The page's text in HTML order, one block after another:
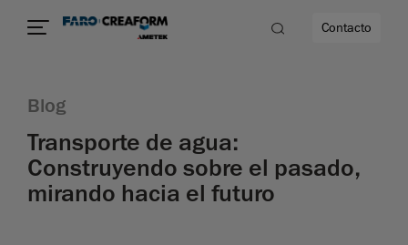
Contacto
Blog
Transporte de agua:
Construyendo sobre el pasado,
mirando hacia el futuro